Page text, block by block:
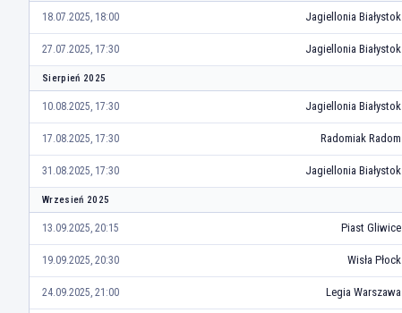
18.07.2025, 18:00 Jagiellonia Białystok
27.07.2025, 17:30 Jagiellonia Białystok
Sierpień 2025
10.08.2025, 17:30 Jagiellonia Białystok
17.08.2025, 17:30 Radomiak Radom
31.08.2025, 17:30 Jagiellonia Białystok
Wrzesień 2025
13.09.2025, 20:15 Piast Gliwice
19.09.2025, 20:30 Wisła Płock
24.09.2025, 21:00 Legia Warszawa